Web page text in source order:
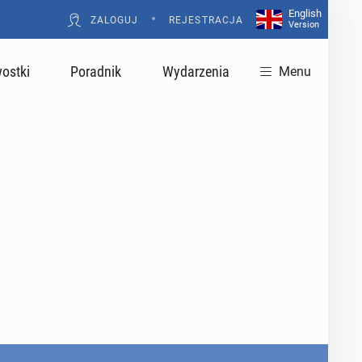
ZALOGUJ • REJESTRACJA
English
Version
Poradnik Wydarzenia Menu